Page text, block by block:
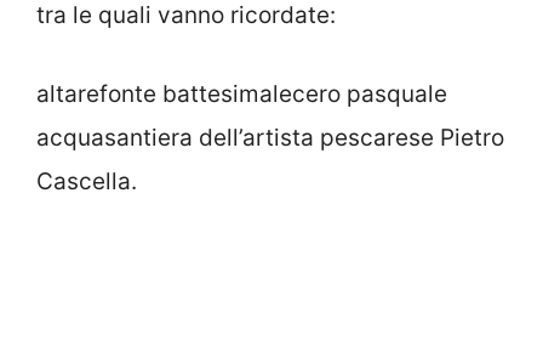
tra le quali vanno ricordate:
altarefonte battesimalecero pasquale
acquasantiera dell’artista pescarese Pietro
Cascella.